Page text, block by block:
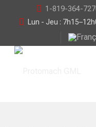
1-819-364-
Lun - Jeu :